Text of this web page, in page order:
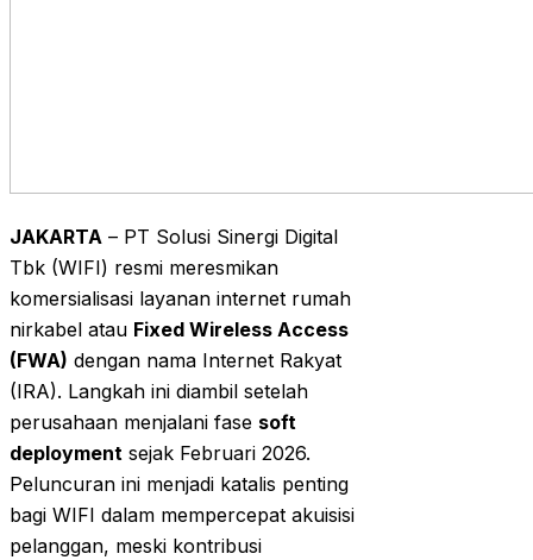
JAKARTA – PT Solusi Sinergi Digital
Tbk (WIFI) resmi meresmikan
komersialisasi layanan internet rumah
nirkabel atau Fixed Wireless Access
(FWA) dengan nama Internet Rakyat
(IRA). Langkah ini diambil setelah
perusahaan menjalani fase soft
deployment sejak Februari 2026.
Peluncuran ini menjadi katalis penting
bagi WIFI dalam mempercepat akuisisi
pelanggan, meski kontribusi